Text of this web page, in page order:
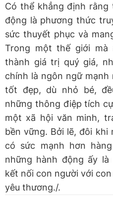
Có thể khẳng định rằng
động là phương thức
sức thuyết phục và
Trong một thế giới
thành giá trị quý giá,
chính là ngôn ngữ
tốt đẹp, dù nhỏ bé,
những thông điệp tích
một xã hội văn minh,
bền vững. Bởi lẽ, đôi khi
có sức mạnh hơn
những hành động ấy
kết nối con người với
yêu thương./.